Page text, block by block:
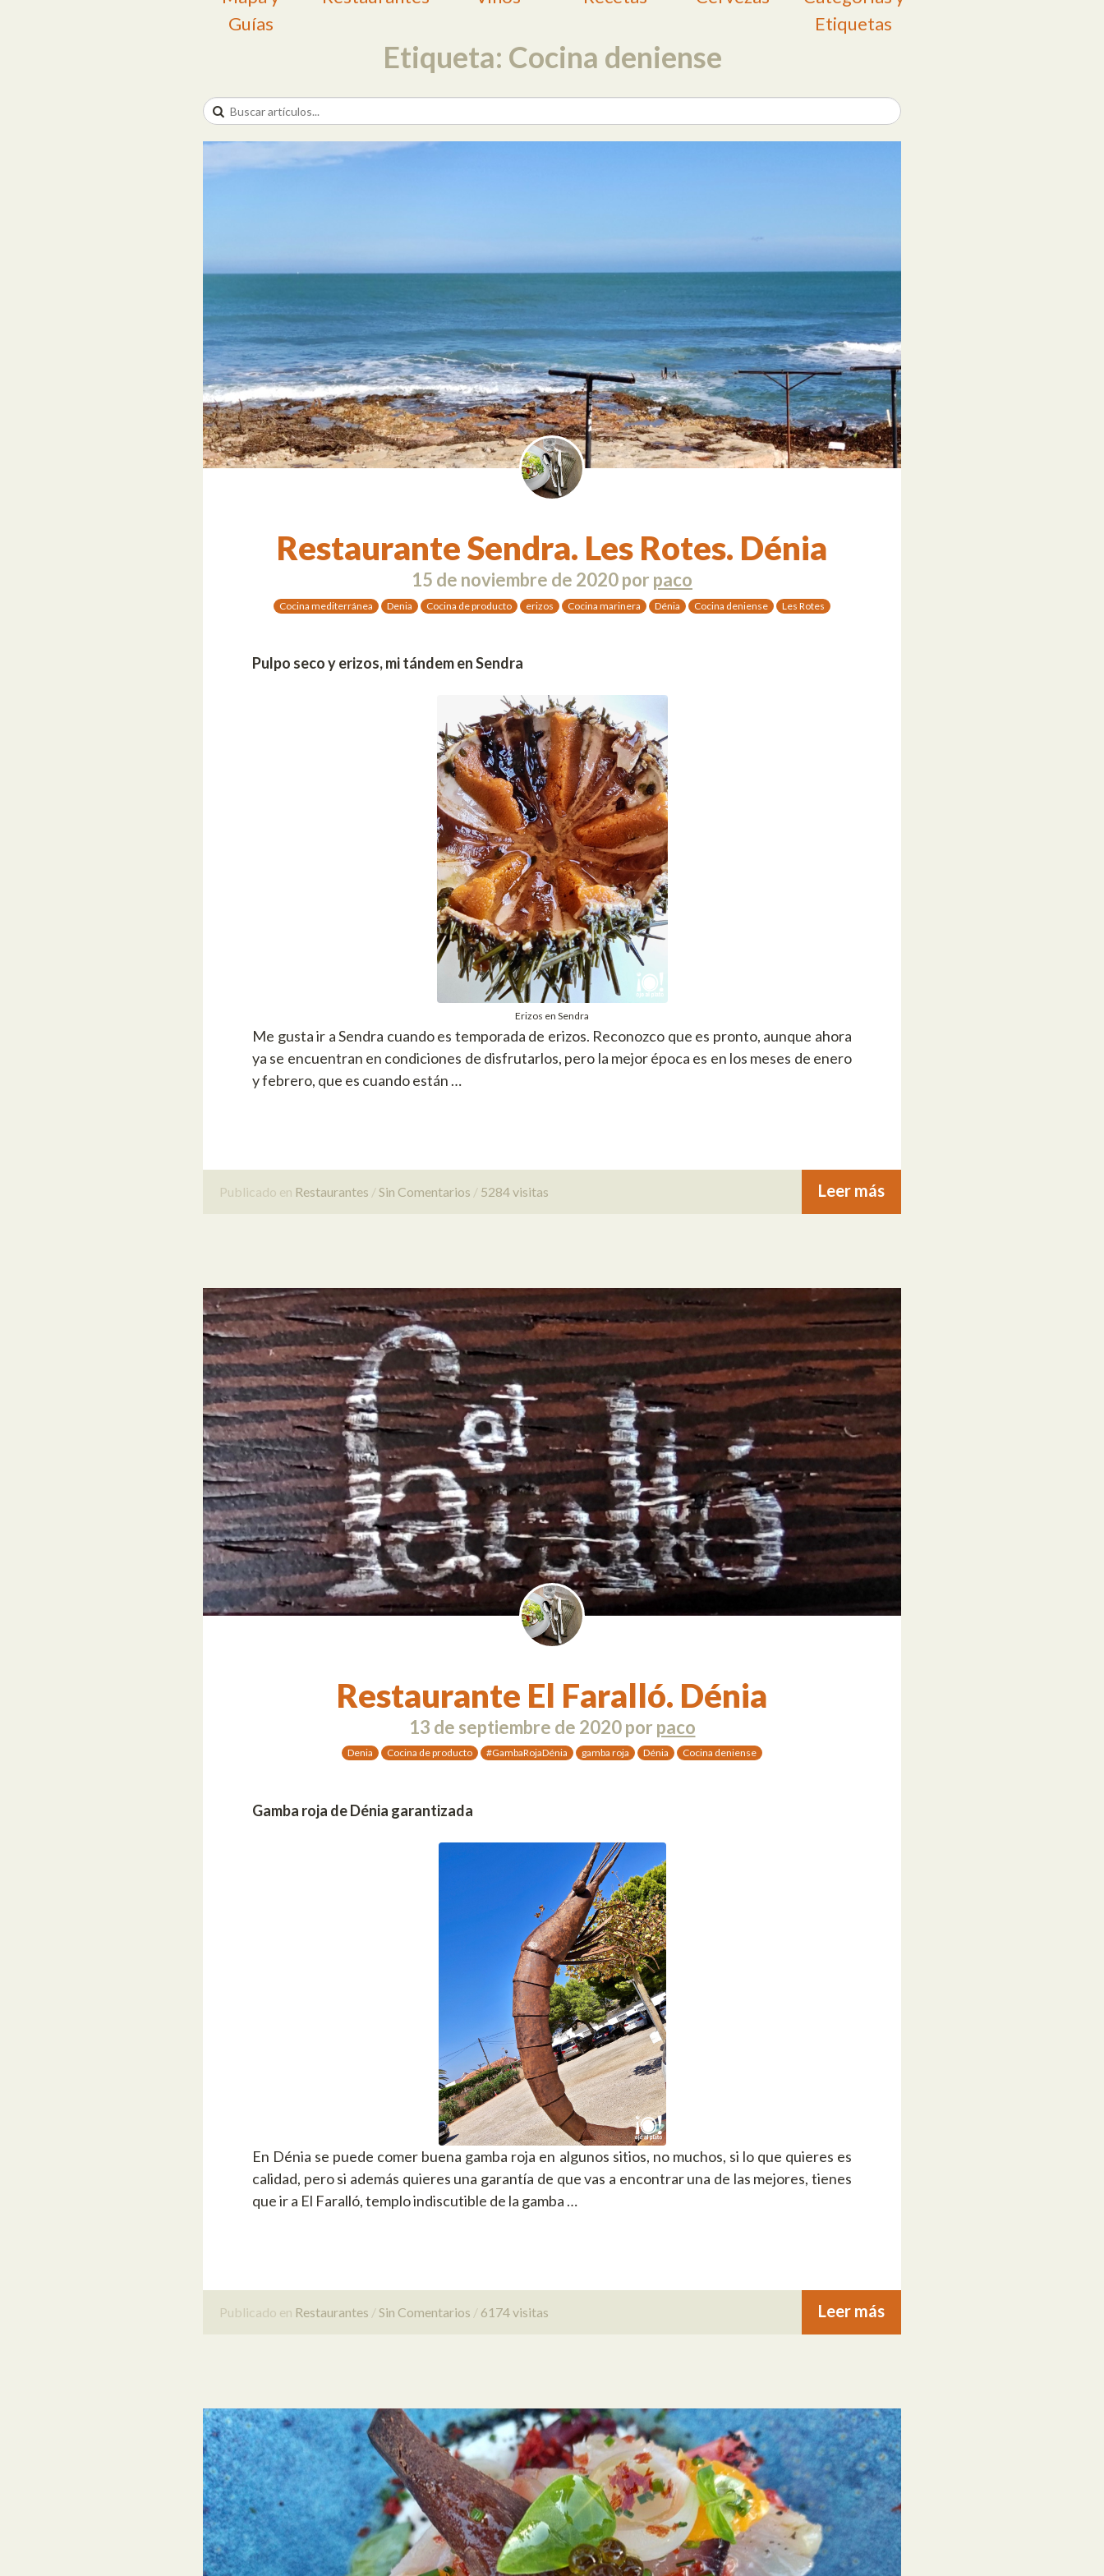
Guías
Etiquetas
Etiqueta: Cocina deniense
Restaurante Sendra. Les Rotes. Dénia
15 de noviembre de 2020por paco
Cocina mediterránea Denia Cocina de producto erizos Cocina marinera Dénia Cocina deniense Les Rotes
Pulpo seco y erizos, mi tándem en Sendra
Erizos en Sendra
Me gusta ir a Sendra cuando es temporada de erizos. Reconozco que es pronto, aunque ahora
ya se encuentran en condiciones de disfrutarlos, pero la mejor época es en los meses de enero
y febrero, que es cuando están …
Publicado en Restaurantes Sin Comentarios 5284 visitas Leer más
Restaurante El Faralló. Dénia
13 de septiembre de 2020por paco
Denia Cocina de producto #GambaRojaDénia gamba roja Dénia Cocina deniense
Gamba roja de Dénia garantizada
En Dénia se puede comer buena gamba roja en algunos sitios, no muchos, si lo que quieres es
calidad, pero si además quieres una garantía de que vas a encontrar una de las mejores, tienes
que ir a El Faralló, templo indiscutible de la gamba …
Publicado en Restaurantes Sin Comentarios 6174 visitas Leer más